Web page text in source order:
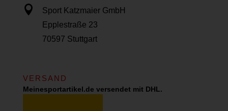

Sport Katzmaier GmbH
Epplestraße 23
70597 Stuttgart
VERSAND
Meinesportartikel.de versendet mit DHL.